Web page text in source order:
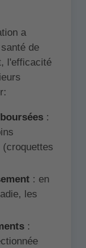
a
de
l'efficacité
:
: en
les
: